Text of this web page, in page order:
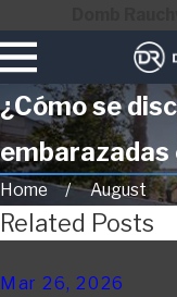
¿Cómo se
embarazadas
Home
August
Related Posts
Mar 26, 2026